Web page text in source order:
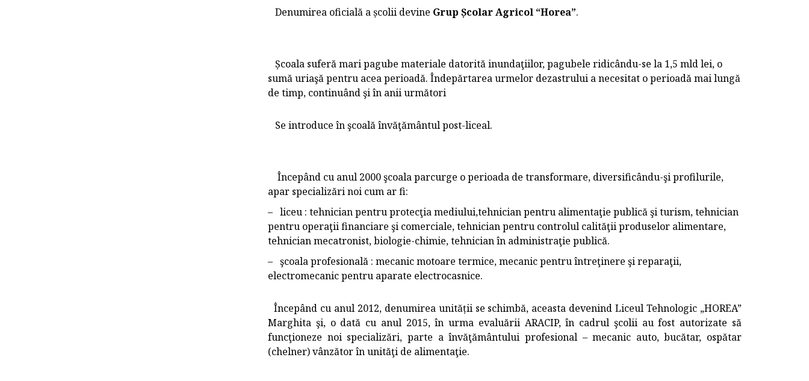
Denumirea oficială a școlii devine Grup Școlar Agricol “Horea”.
Școala suferă mari pagube materiale datorită inundaţiilor, pagubele ridicându-se la 1,5 mld lei, o
sumă uriaşă pentru acea perioadă. Îndepărtarea urmelor dezastrului a necesitat o perioadă mai lungă
de timp, continuând şi în anii următori
Se introduce în şcoală învăţământul post-liceal.
Începând cu anul 2000şcoala parcurge o perioada de transformare, diversificându-şi profilurile,
apar specializări noi cum ar fi:
– liceu : tehnician pentru protecţia mediului,tehnician pentru alimentaţie publică şi turism, tehnician
pentru operaţii financiare şi comerciale, tehnician pentru controlul calităţii produselor alimentare,
tehnician mecatronist, biologie-chimie, tehnician în administraţie publică.
– şcoala profesională : mecanic motoare termice, mecanic pentru întreţinere şi reparaţii,
electromecanic pentru aparate electrocasnice.
Începând cu anul 2012, denumirea unității se schimbă, aceasta devenind Liceul Tehnologic „HOREA”
Marghita şi, o dată cu anul 2015, în urma evaluării ARACIP, în cadrul şcolii au fost autorizate să
funcţioneze noi specializări, parte a învăţământului profesional – mecanic auto, bucătar, ospătar
(chelner) vânzător în unităţi de alimentaţie.